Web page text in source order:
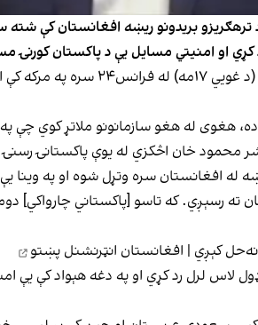
بریدونو ريښه افغانستان کې شته
او امنیتي مسایل یې د پاکستان کورنۍ
د پاکستان د خلکو ګوند مشر
له هغو سازمانونو ملاتړ کوي چې په
د اپوزیسیون مشر محمود خان اڅکزي له یوې
له افغانستان سره وتړل شوه او په
ته رسېږي. که تاسو [پاکستاني چارواکي]
کېږي | افغانستان انټرنشنل پښتو
لاس لرل رد کړي او په دغه هېواد کې